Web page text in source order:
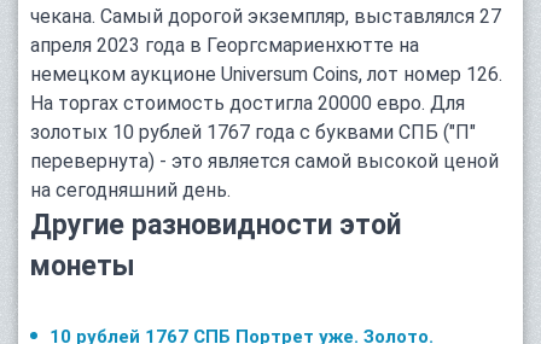
чекана. Самый дорогой экземпляр, выставлялся 27
апреля 2023 года в Георгсмариенхютте на
немецком аукционе Universum Coins, лот номер 126.
На торгах стоимость достигла 20000 евро. Для
золотых 10 рублей 1767 года с буквами СПБ ("П"
перевернута) - это является самой высокой ценой
на сегодняшний день.
Другие разновидности этой
монеты
10 рублей 1767 СПБ Портрет уже. Золото.